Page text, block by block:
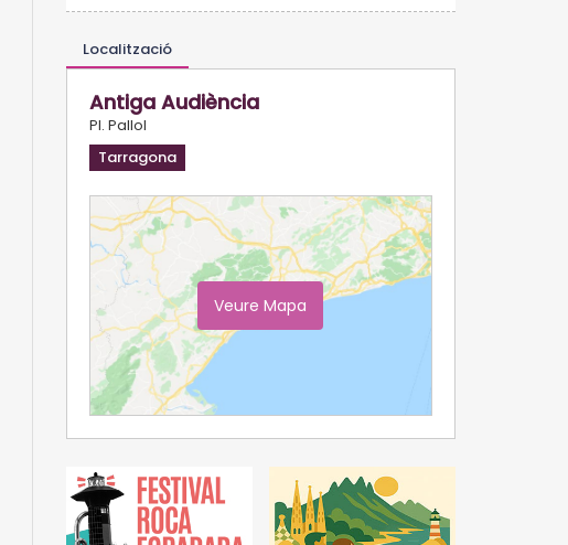
Localització
Antiga Audiència
Pl. Pallol
Tarragona
Veure Mapa